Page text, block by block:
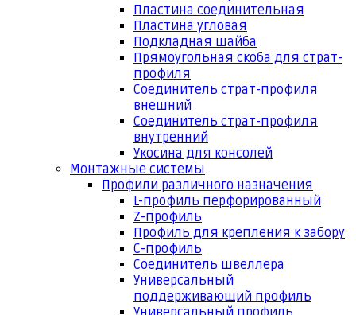
Пластина соединительная
Пластина угловая
Подкладная шайба
Прямоугольная скоба для страт-
профиля
Соединитель страт-профиля
внешний
Соединитель страт-профиля
внутренний
Укосина для консолей
Монтажные системы
Профили различного назначения
L-профиль перфорированный
Z-профиль
Профиль для крепления к забору
С-профиль
Соединитель швеллера
Универсальный
поддерживающий профиль